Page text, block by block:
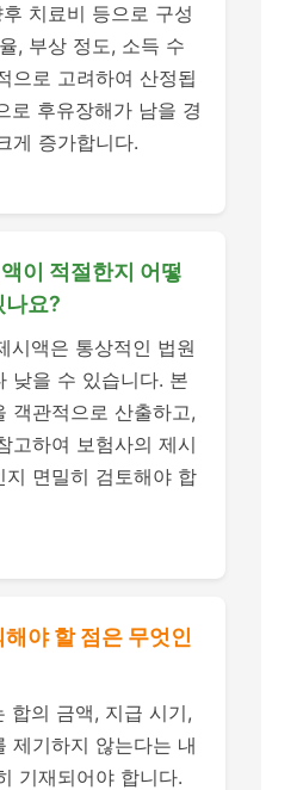
치료비 등으로 구성
, 부상 정도, 소득 수
으로 고려하여 산정됩
로 후유장해가 남을 경
게 증가합니다.
이 적절한지 어떻
나요?
시액은 통상적인 법원
낮을 수 있습니다. 본
객관적으로 산출하고,
고하여 보험사의 제시
지 면밀히 검토해야 합
야 할 점은 무엇인
합의 금액, 지급 시기,
제기하지 않는다는 내
기재되어야 합니다.